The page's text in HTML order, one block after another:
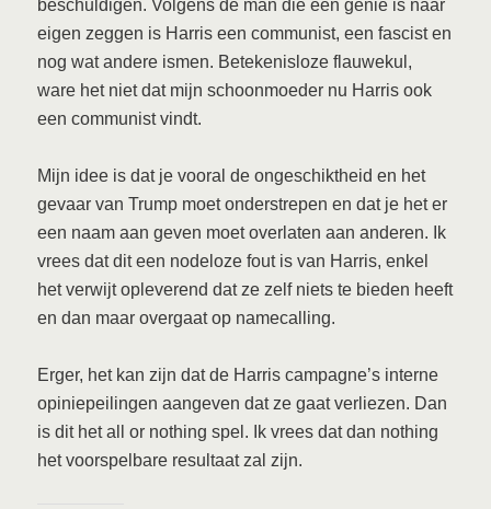
beschuldigen. Volgens de man die een genie is naar
eigen zeggen is Harris een communist, een fascist en
nog wat andere ismen. Betekenisloze flauwekul,
ware het niet dat mijn schoonmoeder nu Harris ook
een communist vindt.
Mijn idee is dat je vooral de ongeschiktheid en het
gevaar van Trump moet onderstrepen en dat je het er
een naam aan geven moet overlaten aan anderen. Ik
vrees dat dit een nodeloze fout is van Harris, enkel
het verwijt opleverend dat ze zelf niets te bieden heeft
en dan maar overgaat op namecalling.
Erger, het kan zijn dat de Harris campagne’s interne
opiniepeilingen aangeven dat ze gaat verliezen. Dan
is dit het all or nothing spel. Ik vrees dat dan nothing
het voorspelbare resultaat zal zijn.